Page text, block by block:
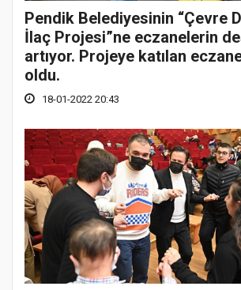
Pendik Belediyesinin “Çevre
İlaç Projesi”ne eczanelerin
artıyor. Projeye katılan eczane
oldu.
18-01-2022 20:43